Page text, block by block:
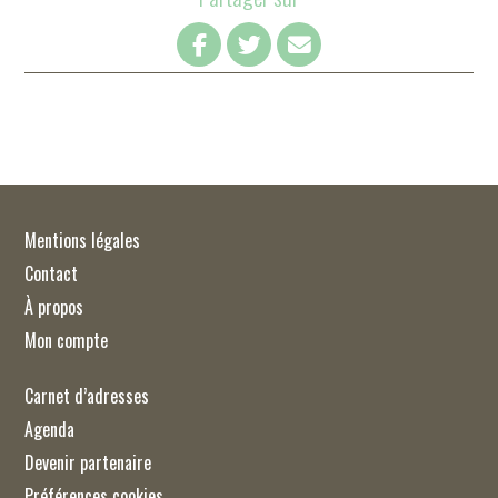
Mentions légales
Contact
À propos
Mon compte
Carnet d’adresses
Agenda
Devenir partenaire